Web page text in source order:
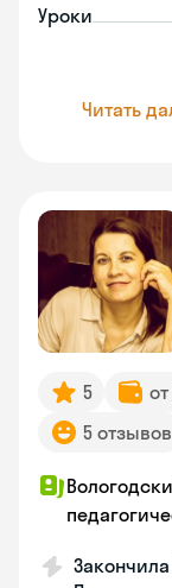
Уроки
Читать
5
5 отзывов